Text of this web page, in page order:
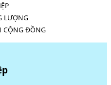
LƯỢNG
CỘNG ĐỒNG